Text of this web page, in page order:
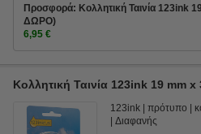
Προσφορά: Κολλητική Ταινία 123ink 19 mm x 33 m (7+1
ΔΩΡΟ)
6,95 €
Κολλητική Ταινία 123ink 19 mm
123ink πρότυπο
Διαφανής